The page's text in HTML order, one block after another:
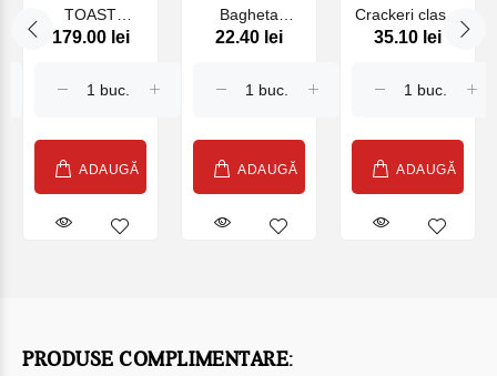
TOAST
CHEESE
CITROU 100G
179.00 lei
ADAUGĂ
Bagheta
franceza 300g
22.40 lei
ADAUGĂ
Crackeri clasici
CR 250g
35.10 lei
ADAUGĂ
PRODUSE COMPLIMENTARE: